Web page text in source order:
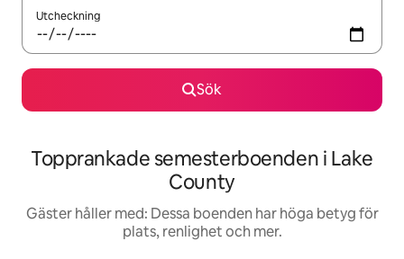
Utcheckning
Sök
Topprankade semesterboenden i Lake
County
Gäster håller med: Dessa boenden har höga betyg för
plats, renlighet och mer.